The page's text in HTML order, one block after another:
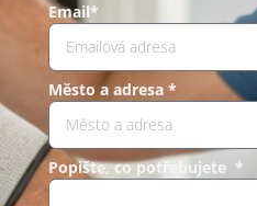
Email*
Město a adresa *
Popište, co potřebujete *